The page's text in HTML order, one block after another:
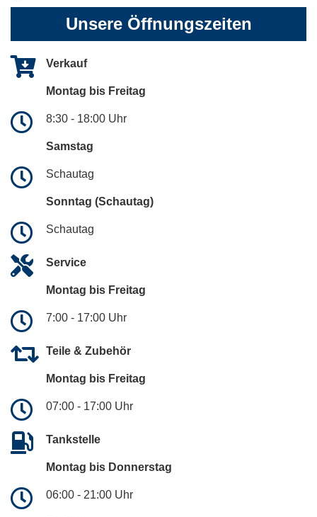
Unsere Öffnungszeiten
Verkauf
Montag bis Freitag
8:30 - 18:00 Uhr
Samstag
Schautag
Sonntag (Schautag)
Schautag
Service
Montag bis Freitag
7:00 - 17:00 Uhr
Teile & Zubehör
Montag bis Freitag
07:00 - 17:00 Uhr
Tankstelle
Montag bis Donnerstag
06:00 - 21:00 Uhr